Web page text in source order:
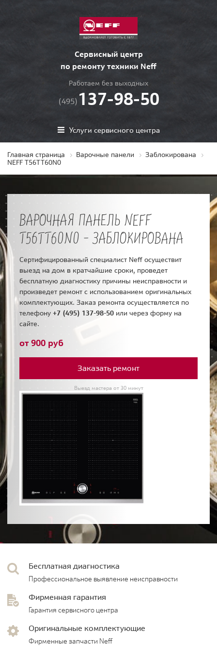
Сервисный центр
по ремонту техники Neff
Работаем без выходных
(495) 137-98-50
Услуги сервисного центра
Главная страница Варочные панели
Заблокирована
NEFF T56TT60N0
ВАРОЧНАЯ ПАНЕЛЬ NEFF
T56TT60N0 - ЗАБЛОКИРОВАНА
Сертифицированный специалист Neff осуществит
выезд на дом в кратчайшие сроки, проведет
бесплатную диагностику причины неисправности и
произведет ремонт с использованием оригинальных
комплектующих. Заказ ремонта осуществляется по
телефону +7 (495) 137-98-50 или через форму на
сайте.
от 900 руб
Заказать ремонт
Выезд мастера от 30 минут
Бесплатная диагностика
Профессиональное выявление неисправности
Фирменная гарантия
Гарантия сервисного центра
Оригинальные комплектующие
Фирменные запчасти Neff